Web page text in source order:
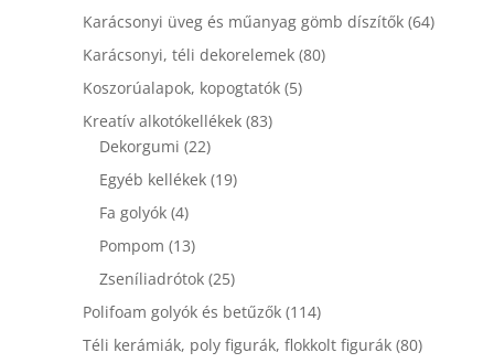
Karácsonyi üveg és műanyag gömb díszítők 6464
Karácsonyi, téli dekorelemek 8080
Koszorúalapok, kopogtatók 55
Kreatív alkotókellékek 8383
Dekorgumi 2222
termék
Egyéb kellékek 1919
Fa golyók 44
termék
Pompom 1313
termék
Zseníliadrótok 2525
termék
Polifoam golyók és betűzők 114114
termék
Téli kerámiák, poly figurák, flokkolt figurák 8080